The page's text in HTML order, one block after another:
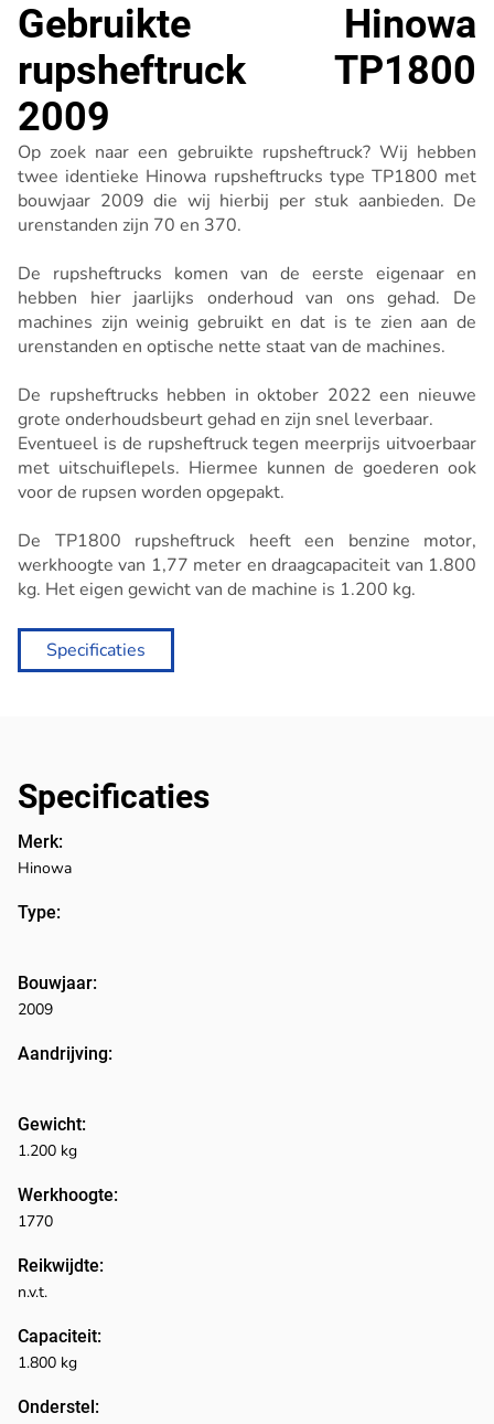
Gebruikte Hinowa
rupsheftruck TP1800
2009
Op zoek naar een gebruikte rupsheftruck? Wij hebben
twee identieke Hinowa rupsheftrucks type TP1800 met
bouwjaar 2009 die wij hierbij per stuk aanbieden. De
urenstanden zijn 70 en 370.
De rupsheftrucks komen van de eerste eigenaar en
hebben hier jaarlijks onderhoud van ons gehad. De
machines zijn weinig gebruikt en dat is te zien aan de
urenstanden en optische nette staat van de machines.
De rupsheftrucks hebben in oktober 2022 een nieuwe
grote onderhoudsbeurt gehad en zijn snel leverbaar.
Eventueel is de rupsheftruck tegen meerprijs uitvoerbaar
met uitschuiflepels. Hiermee kunnen de goederen ook
voor de rupsen worden opgepakt.
De TP1800 rupsheftruck heeft een benzine motor,
werkhoogte van 1,77 meter en draagcapaciteit van 1.800
kg. Het eigen gewicht van de machine is 1.200 kg.
Specificaties
Specificaties
Merk:
Type:
Bouwjaar:
Aandrijving:
Gewicht:
Werkhoogte:
Reikwijdte:
Capaciteit:
Onderstel:
Hinowa
2009
1.200 kg
1770
n.v.t.
1.800 kg